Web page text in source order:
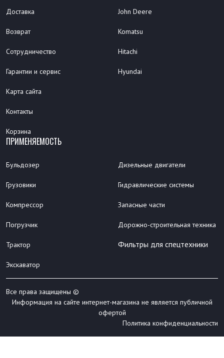
Доставка
Возврат
Сотрудничество
Гарантии и сервис
Карта сайта
Контакты
Корзина
John Deere
Komatsu
Hitachi
Hyundai
ПРИМЕНЯЕМОСТЬ
Бульдозер
Грузовики
Компрессор
Погрузчик
Трактор
Экскаватор
Дизельные двигатели
Гидравлические системы
Запасные части
Дорожно-строительная техника
Фильтры для спецтехники
Все права защищены ©
Информация на сайте интернет-магазина не является публичной
офертой
Политика конфиденциальности